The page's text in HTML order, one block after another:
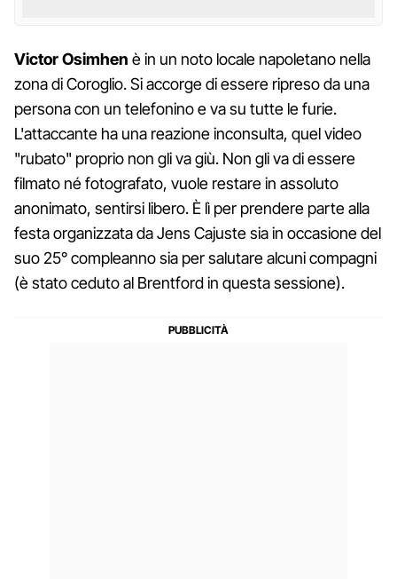
Victor Osimhen è in un noto locale napoletano nella
zona di Coroglio. Si accorge di essere ripreso da una
persona con un telefonino e va su tutte le furie.
L'attaccante ha una reazione inconsulta, quel video
"rubato" proprio non gli va giù. Non gli va di essere
filmato né fotografato, vuole restare in assoluto
anonimato, sentirsi libero. È lì per prendere parte alla
festa organizzata da Jens Cajuste sia in occasione del
suo 25° compleanno sia per salutare alcuni compagni
(è stato ceduto al Brentford in questa sessione).